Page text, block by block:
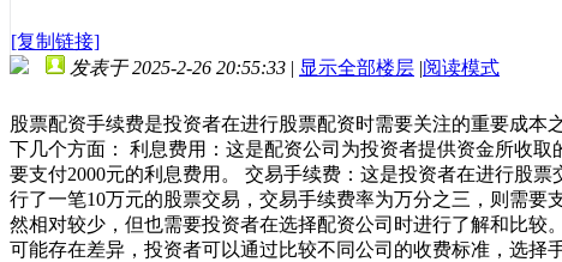
[复制链接]
发表于 2025-2-26 20:55:33 | 显示全部楼层 |阅读模式
股票配资手续费是投资者在进行股票配资时需要关注的重要成
下几个方面： 利息费用：这是配资公司为投资者提供资金所收
要支付2000元的利息费用。 交易手续费：这是投资者在进行股
行了一笔10万元的股票交易，交易手续费率为万分之三，则需
然相对较少，但也需要投资者在选择配资公司时进行了解和比
可能存在差异，投资者可以通过比较不同公司的收费标准，选